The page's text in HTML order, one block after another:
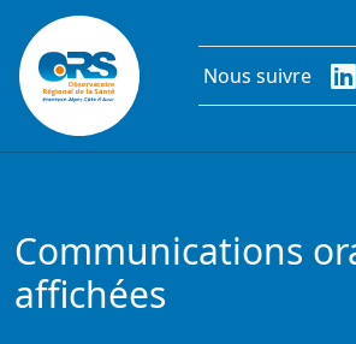
Aller au contenu principal
Nous suivre
Communications
affichées